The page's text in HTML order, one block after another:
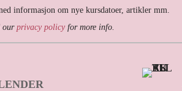
informasjon om nye kursdatoer, artikler mm.
ourprivacy policy for more info.